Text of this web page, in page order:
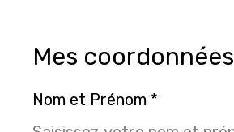
par
Mes coordonnées
Nom et Prénom *